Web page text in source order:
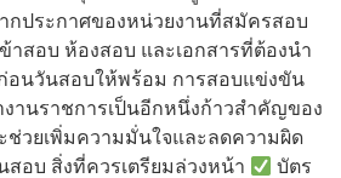
กประกาศของหน่วยงานที่สมัครสอบ
าสอบ ห้องสอบ และเอกสารที่ต้องนำ
อนวันสอบให้พร้อม การสอบแข่งขัน
านราชการเป็นอีกหนึ่งก้าวสำคัญของ
ช่วยเพิ่มความมั่นใจและลดความผิด
อบ สิ่งที่ควรเตรียมล่วงหน้า
บัตร